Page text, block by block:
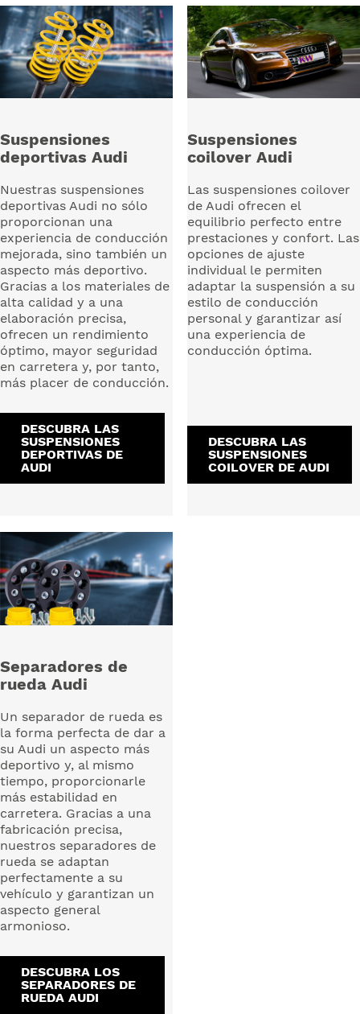
Suspensiones
deportivas Audi
Nuestras suspensiones
deportivas Audi no sólo
proporcionan una
experiencia de conducción
mejorada, sino también un
aspecto más deportivo.
Gracias a los materiales de
alta calidad y a una
elaboración precisa,
ofrecen un rendimiento
óptimo, mayor seguridad
en carretera y, por tanto,
más placer de conducción.
DESCUBRA LAS
SUSPENSIONES
DEPORTIVAS DE
AUDI
Suspensiones
coilover Audi
Las suspensiones coilover
de Audi ofrecen el
equilibrio perfecto entre
prestaciones y confort. Las
opciones de ajuste
individual le permiten
adaptar la suspensión a su
estilo de conducción
personal y garantizar así
una experiencia de
conducción óptima.
DESCUBRA LAS
SUSPENSIONES
COILOVER DE AUDI
Separadores de
rueda Audi
Un separador de rueda es
la forma perfecta de dar a
su Audi un aspecto más
deportivo y, al mismo
tiempo, proporcionarle
más estabilidad en
carretera. Gracias a una
fabricación precisa,
nuestros separadores de
rueda se adaptan
perfectamente a su
vehículo y garantizan un
aspecto general
armonioso.
DESCUBRA LOS
SEPARADORES DE
RUEDA AUDI